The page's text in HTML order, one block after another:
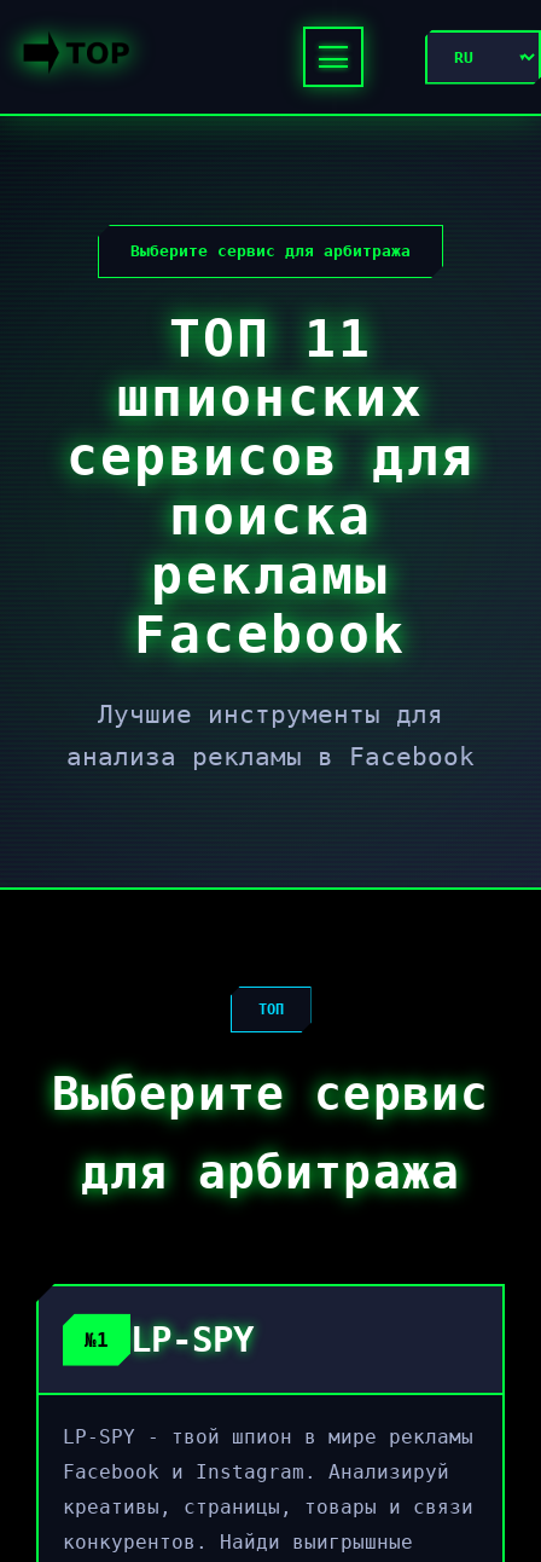
Выберите сервис для арбитража
ТОП 11
шпионских
сервисов для
поиска
рекламы
Facebook
Лучшие инструменты для
анализа рекламы в Facebook
ТОП
Выберите сервис
для арбитража
№1 LP-SPY
LP-SPY - твой шпион в мире рекламы
Facebook и Instagram. Анализируй
креативы, страницы, товары и связи
конкурентов. Найди выигрышные